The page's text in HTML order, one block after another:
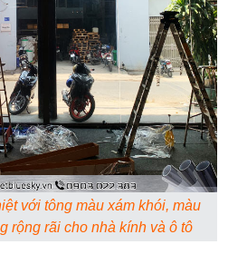
với tông màu xám khói, màu
rộng rãi cho nhà kính và ô tô